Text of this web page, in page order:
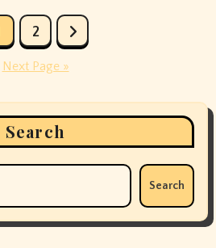
2
Next Page »
Search
Search